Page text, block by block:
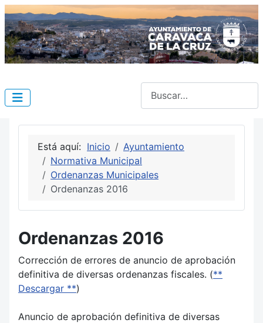
Está aquí: Inicio
Ayuntamiento
Normativa Municipal
Ordenanzas Municipales
Ordenanzas 2016
Ordenanzas 2016
Corrección de errores de anuncio de aprobación
definitiva de diversas ordenanzas fiscales. (**
Descargar **)
Anuncio de aprobación definitiva de diversas